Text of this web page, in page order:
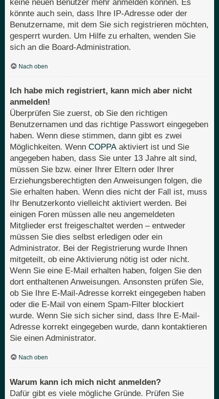
keine neuen Benutzer mehr anmelden können. Es
könnte auch sein, dass Ihre IP-Adresse oder der
Benutzername, mit dem Sie sich registrieren möchten,
gesperrt wurden. Um Hilfe zu erhalten, wenden Sie
sich an die Board-Administration.
Nach oben
Ich habe mich registriert, kann mich aber nicht
anmelden!
Überprüfen Sie zuerst, ob Sie den richtigen
Benutzernamen und das richtige Passwort eingegeben
haben. Wenn diese stimmen, dann gibt es zwei
Möglichkeiten. Wenn COPPAaktiviert ist und Sie
angegeben haben, dass Sie unter 13 Jahre alt sind,
müssen Sie bzw. einer Ihrer Eltern oder Ihrer
Erziehungsberechtigten den Anweisungen folgen, die
Sie erhalten haben. Wenn dies nicht der Fall ist, muss
Ihr Benutzerkonto vielleicht aktiviert werden. Bei
einigen Foren müssen alle neu angemeldeten
Mitglieder erst freigeschaltet werden – entweder
müssen Sie dies selbst erledigen oder ein
Administrator. Bei der Registrierung wurde Ihnen
mitgeteilt, ob eine Aktivierung nötig ist oder nicht.
Wenn Sie eine E-Mail erhalten haben, folgen Sie den
dort enthaltenen Anweisungen. Ansonsten prüfen Sie,
ob Sie Ihre E-Mail-Adresse korrekt eingegeben haben
oder die E-Mail von einem Spam-Filter blockiert
wurde. Wenn Sie sich sicher sind, dass Ihre E-Mail-
Adresse korrekt eingegeben wurde, dann kontaktieren
Sie einen Administrator.
Nach oben
Warum kann ich mich nicht anmelden?
Dafür gibt es viele mögliche Gründe. Prüfen Sie